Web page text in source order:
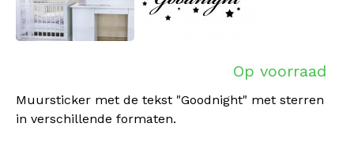
Op voorraad
Muursticker met de tekst "Goodnight" met sterren
in verschillende formaten.